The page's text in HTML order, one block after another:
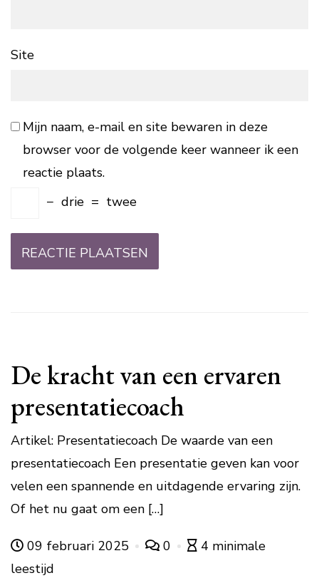
Site
Mijn naam, e-mail en site bewaren in deze
browser voor de volgende keer wanneer ik een
reactie plaats.
− drie = twee
De kracht van een ervaren
presentatiecoach
Artikel: Presentatiecoach De waarde van een
presentatiecoach Een presentatie geven kan voor
velen een spannende en uitdagende ervaring zijn.
Of het nu gaat om een […]
09 februari 2025 0
4 minimale
leestijd